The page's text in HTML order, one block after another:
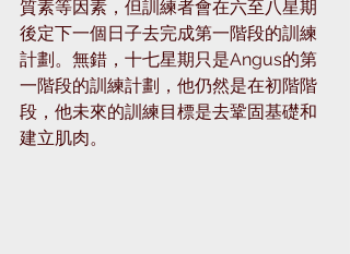
質素等因素，但訓練者會在六至八星期
後定下一個日子去完成第一階段的訓練
計劃。無錯，十七星期只是Angus的第
一階段的訓練計劃，他仍然是在初階階
段，他未來的訓練目標是去鞏固基礎和
建立肌肉。